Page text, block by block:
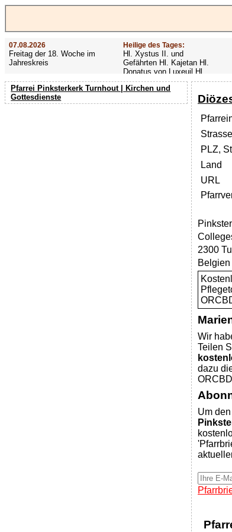
07.08.2026
Freitag der 18. Woche im
Jahreskreis
Heilige des Tages:
Hl. Xystus II. und
Gefährten Hl. Kajetan Hl.
Donatus von Luxeuil Hl.
Afra
Pfarrei Pinksterkerk Turnhout | Kirchen und
Gottesdienste
Strasse
PLZ,
Land
URL
2300
Belgien
Wir
Teilen
dazu
Um